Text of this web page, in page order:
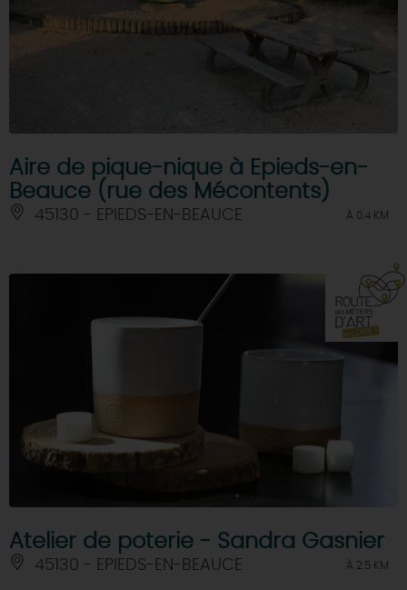
Aire de pique-nique à Epieds-en-
Beauce (rue des Mécontents)
45130 - EPIEDS-EN-BEAUCE À 0.4 KM
Atelier de poterie - Sandra Gasnier
45130 - EPIEDS-EN-BEAUCE À 2.5 KM